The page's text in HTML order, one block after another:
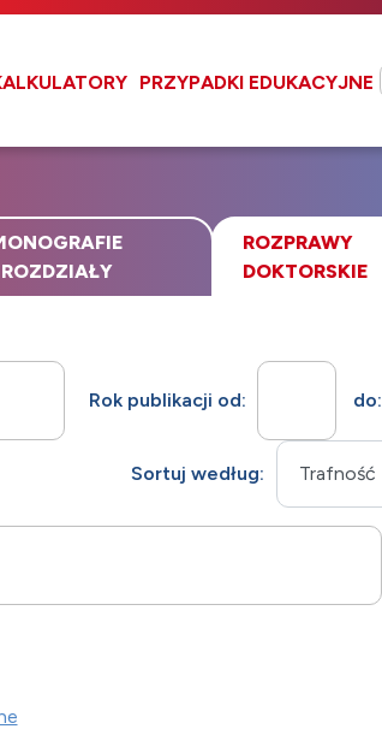
PRZYPADKI EDUKACYJNE
ROZPRAWY
DOKTORSKIE
Rok publikacji od: do:
Sortuj według: